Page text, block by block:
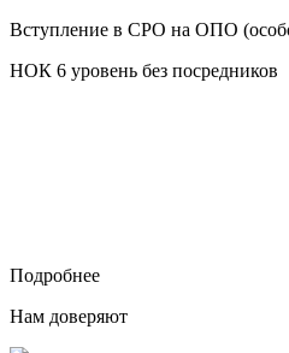
Вступление в СРО на ОПО
НОК 6 уровень без посредников
Подробнее
Нам доверяют